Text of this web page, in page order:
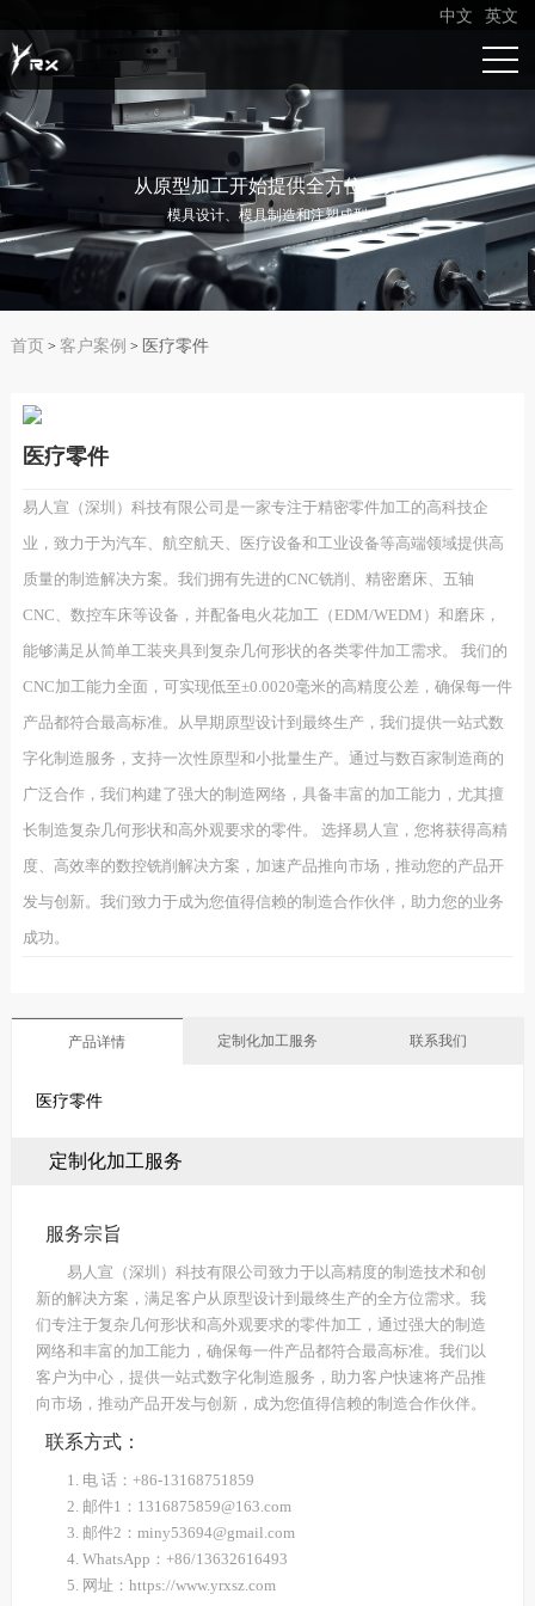
中文 英文
从原型加工开始提供全方位服务
模具设计、模具制造和注塑成型
首页 > 客户案例 > 医疗零件
医疗零件
易人宣（深圳）科技有限公司是一家专注于精密零件加工的高科技企
业，致力于为汽车、航空航天、医疗设备和工业设备等高端领域提供高
质量的制造解决方案。我们拥有先进的CNC铣削、精密磨床、五轴
CNC、数控车床等设备，并配备电火花加工（EDM/WEDM）和磨床，
能够满足从简单工装夹具到复杂几何形状的各类零件加工需求。 我们的
CNC加工能力全面，可实现低至±0.0020毫米的高精度公差，确保每一件
产品都符合最高标准。从早期原型设计到最终生产，我们提供一站式数
字化制造服务，支持一次性原型和小批量生产。通过与数百家制造商的
广泛合作，我们构建了强大的制造网络，具备丰富的加工能力，尤其擅
长制造复杂几何形状和高外观要求的零件。 选择易人宣，您将获得高精
度、高效率的数控铣削解决方案，加速产品推向市场，推动您的产品开
发与创新。我们致力于成为您值得信赖的制造合作伙伴，助力您的业务
成功。
产品详情 定制化加工服务 联系我们
医疗零件
定制化加工服务
服务宗旨
易人宣（深圳）科技有限公司致力于以高精度的制造技术和创
新的解决方案，满足客户从原型设计到最终生产的全方位需求。我
们专注于复杂几何形状和高外观要求的零件加工，通过强大的制造
网络和丰富的加工能力，确保每一件产品都符合最高标准。我们以
客户为中心，提供一站式数字化制造服务，助力客户快速将产品推
向市场，推动产品开发与创新，成为您值得信赖的制造合作伙伴。
联系方式：
1. 电 话：+86-13168751859
2. 邮件1：1316875859@163.com
3. 邮件2：miny53694@gmail.com
4. WhatsApp：+86/13632616493
5. 网址：https://www.yrxsz.com